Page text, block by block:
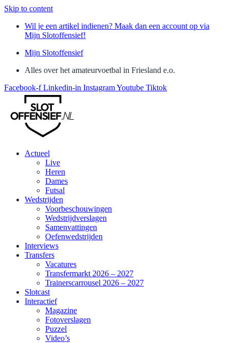
Skip to content
Wil je een artikel indienen? Maak dan een account op via
Mijn Slotoffensief!
Mijn Slotoffensief
Alles over het amateurvoetbal in Friesland e.o.
Facebook-f Linkedin-in InstagramYoutube Tiktok
Actueel
Live
Heren
Dames
Futsal
Wedstrijden
Voorbeschouwingen
Wedstrijdverslagen
Samenvattingen
Oefenwedstrijden
Interviews
Transfers
Vacatures
Transfermarkt 2026 – 2027
Trainerscarrousel 2026 – 2027
Slotcast
Interactief
Magazine
Fotoverslagen
Puzzel
Video’s